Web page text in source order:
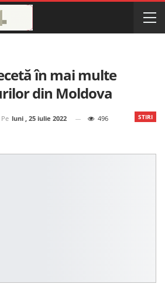
în mai multe
din Moldova
STIRI
Pe luni , 25 iulie 2022
496